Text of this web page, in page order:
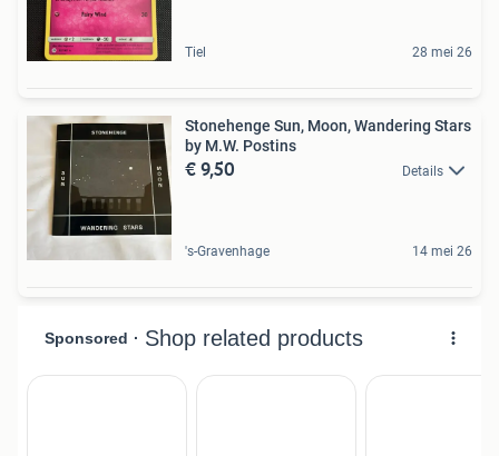
Tiel 28 mei 26
Stonehenge Sun, Moon, Wandering Stars
by M.W. Postins
€ 9,50 Details
's-Gravenhage 14 mei 26